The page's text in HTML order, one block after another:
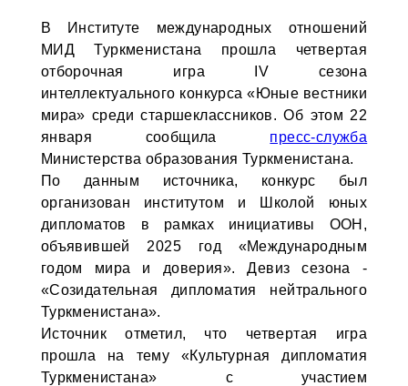
В Институте международных отношений
МИД Туркменистана прошла четвертая
отборочная игра IV сезона
интеллектуального конкурса «Юные вестники
мира» среди старшеклассников. Об этом 22
января сообщила пресс-служба
Министерства образования Туркменистана.
По данным источника, конкурс был
организован институтом и Школой юных
дипломатов в рамках инициативы ООН,
объявившей 2025 год «Международным
годом мира и доверия». Девиз сезона -
«Созидательная дипломатия нейтрального
Туркменистана».
Источник отметил, что четвертая игра
прошла на тему «Культурная дипломатия
Туркменистана» с участием